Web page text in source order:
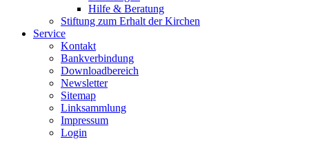
Hilfe & Beratung
Stiftung zum Erhalt der Kirchen
Service
Kontakt
Bankverbindung
Downloadbereich
Newsletter
Sitemap
Linksammlung
Impressum
Login